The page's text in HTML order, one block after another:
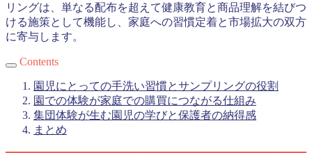
リングは、単なる配布を超えて健康教育と商品理解を結びつ
ける施策として機能し、家庭への習慣定着と市場拡大の双方
に寄与します。
Contents
園児にとっての手洗い習慣とサンプリングの役割
園での体験が家庭での購買につながる仕組み
集団体験が生む園児の学びと保護者の納得感
まとめ